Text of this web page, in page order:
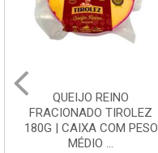
QUEIJO REINO
FRACIONADO TIROLEZ
180G | CAIXA COM PESO
MÉDIO ...